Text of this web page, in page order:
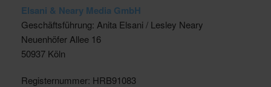
Elsani & Neary Media GmbH
Geschäftsführung: Anita Elsani / Lesley Neary
Neuenhöfer Allee 16
50937 Köln
Registernummer: HRB91083